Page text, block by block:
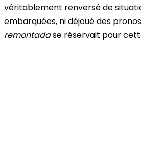
véritablement renversé de
embarquées, ni déjoué des
remontadase réservait pour